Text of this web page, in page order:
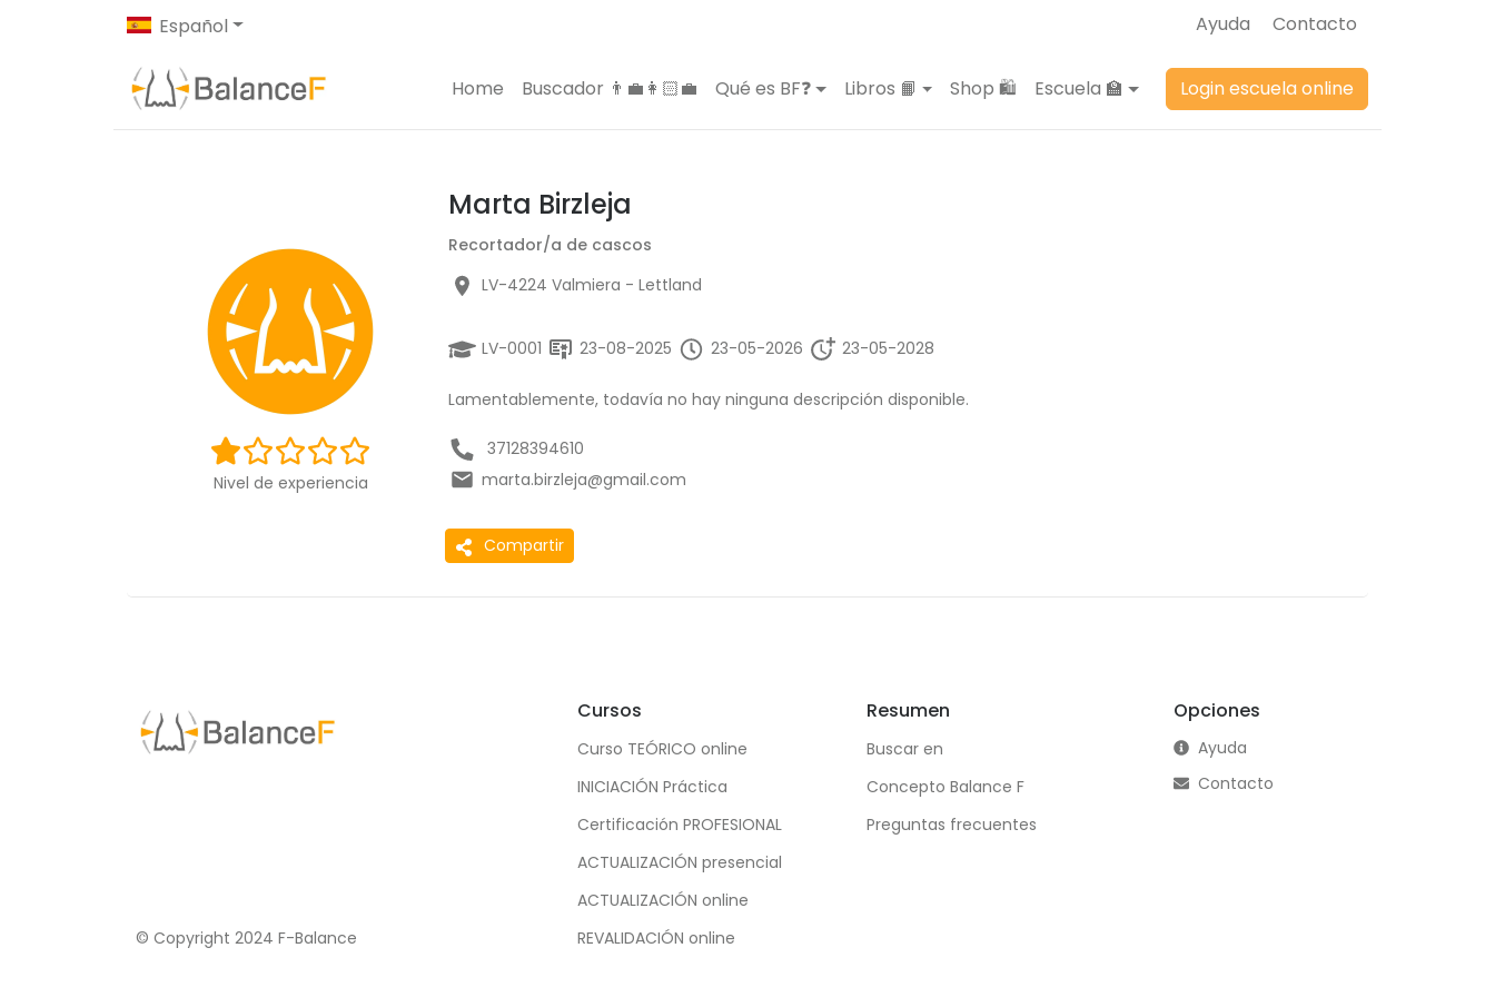
Español Ayuda Contacto
Home Buscador 👨‍💼👩🏻‍💼 Qué es BF❓ Libros 📙 Shop 🛍️ Escuela 🏫 Login escuela online
Nivel de experiencia
Marta Birzleja
Recortador/a de cascos
LV-4224 Valmiera - Lettland
LV-0001 23-08-2025 23-05-2026 23-05-2028
Lamentablemente, todavía no hay ninguna descripción disponible.
37128394610
marta.birzleja@gmail.com
Compartir
© Copyright 2024 F-Balance
Cursos
Curso TEÓRICO online
INICIACIÓN Práctica
Certificación PROFESIONAL
ACTUALIZACIÓN presencial
ACTUALIZACIÓN online
REVALIDACIÓN online
Resumen
Buscar en
Concepto Balance F
Preguntas frecuentes
Opciones
Ayuda
Contacto